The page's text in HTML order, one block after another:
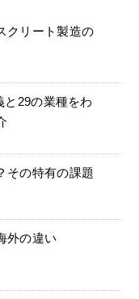
クリート製造の
と29の業種をわ
その特有の課題
外の違い